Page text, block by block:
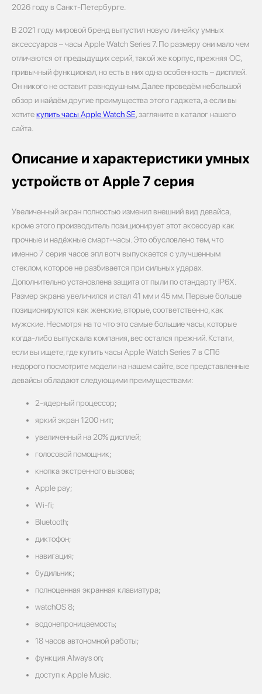
2026 году в Санкт-Петербурге.
В 2021 году мировой бренд выпустил новую линейку умных
аксессуаров – часы Apple Watch Series 7. По размеру они мало чем
отличаются от предыдущих серий, такой же корпус, прежняя ОС,
привычный функционал, но есть в них одна особенность – дисплей.
Он никого не оставит равнодушным. Далее проведём небольшой
обзор и найдём другие преимущества этого гаджета, а если вы
хотитекупить часы Apple Watch SE, загляните в каталог нашего
сайта.
Описание и характеристики умных
устройств от Apple 7 серия
Увеличенный экран полностью изменил внешний вид девайса,
кроме этого производитель позиционирует этот аксессуар как
прочные и надёжные смарт-часы. Это обусловлено тем, что
именно 7 серия часов эпл вотч выпускается с улучшенным
стеклом, которое не разбивается при сильных ударах.
Дополнительно установлена защита от пыли по стандарту IP6X.
Размер экрана увеличился и стал 41 мм и 45 мм. Первые больше
позиционируются как женские, вторые, соответственно, как
мужские. Несмотря на то что это самые большие часы, которые
когда-либо выпускала компания, вес остался прежний. Кстати,
если вы ищете, где купить часы Apple Watch Series 7 в СПб
недорого посмотрите модели на нашем сайте, все представленные
девайсы обладают следующими преимуществами:
2-ядерный процессор;
яркий экран 1200 нит;
увеличенный на 20% дисплей;
голосовой помощник;
кнопка экстренного вызова;
Apple pay;
Wi-fi;
Bluetooth;
диктофон;
навигация;
будильник;
полноценная экранная клавиатура;
watchOS 8;
водонепроницаемость;
18 часов автономной работы;
функция Always on;
доступ к Apple Music.